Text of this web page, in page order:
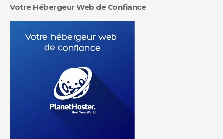
Votre Hébergeur Web de Confiance